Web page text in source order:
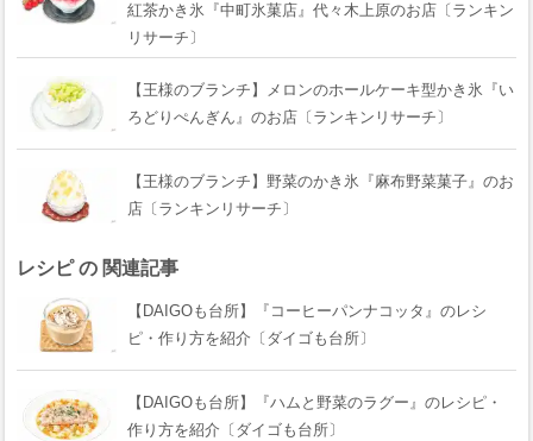
紅茶かき氷『中町氷菓店』代々木上原のお店〔ランキン
リサーチ〕
【王様のブランチ】メロンのホールケーキ型かき氷『い
ろどりぺんぎん』のお店〔ランキンリサーチ〕
【王様のブランチ】野菜のかき氷『麻布野菜菓子』のお
店〔ランキンリサーチ〕
レシピ の 関連記事
【DAIGOも台所】『コーヒーパンナコッタ』のレシ
ピ・作り方を紹介〔ダイゴも台所〕
【DAIGOも台所】『ハムと野菜のラグー』のレシピ・
作り方を紹介〔ダイゴも台所〕